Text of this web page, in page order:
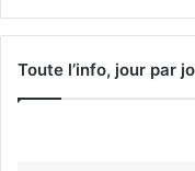
Toute l’info, jour par